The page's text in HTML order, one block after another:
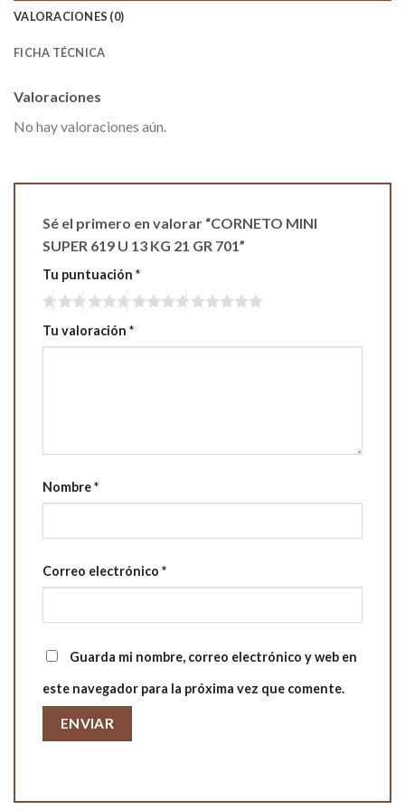
VALORACIONES (0)
FICHA TÉCNICA
Valoraciones
No hay valoraciones aún.
Sé el primero en valorar “CORNETO MINI
SUPER 619 U 13 KG 21 GR 701”
Tu puntuación *
Tu valoración *
Nombre*
Correo electrónico *
Guarda mi nombre, correo electrónico y web en
este navegador para la próxima vez que comente.